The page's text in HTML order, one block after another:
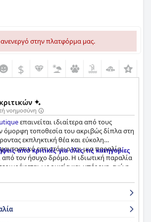
στην πλατφόρμα μας.
$
νοημοσύνη
επαινείται ιδιαίτερα από τους
όμορφη τοποθεσία του ακριβώς δίπλα στη
εκπληκτική θέα και εύκολη
εστιατόριο και μια παραλία
από τον ήσυχο δρόμο. Η ιδιωτική παραλία
ως οικεία και υπέροχη, ενώ η
καθαρή. Το πρωινό εκτιμάται
και ποικίλη επιλογή του, ενώ
το περιγράφουν ως εξαιρετικό ή
είναι άνετα και καθαρά, ενώ
ακόμη και ιδιωτικές πισίνες με θέα στην
από κριτικές για όλες τις κατηγορίες